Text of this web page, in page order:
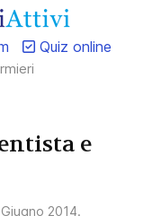
Quiz online
e
2014.